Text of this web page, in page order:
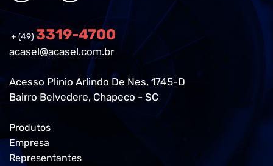
+ (49) 3319-4700
acasel@acasel.com.br
Acesso Plinio Arlindo De Nes, 1745-D
Bairro Belvedere, Chapeco - SC
Produtos
Empresa
Representantes